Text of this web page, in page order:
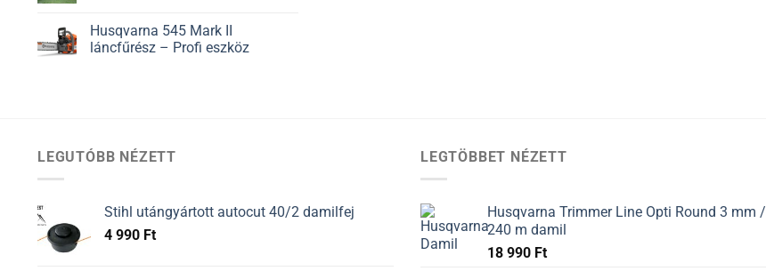
Husqvarna 545 Mark II
láncfűrész – Profi eszköz
LEGUTÓBB NÉZETT
Stihl utángyártott autocut 40/2 damilfej
4 990 Ft
LEGTÖBBET NÉZETT
Husqvarna Trimmer Line Opti Round 3 mm /
240 m damil
18 990 Ft